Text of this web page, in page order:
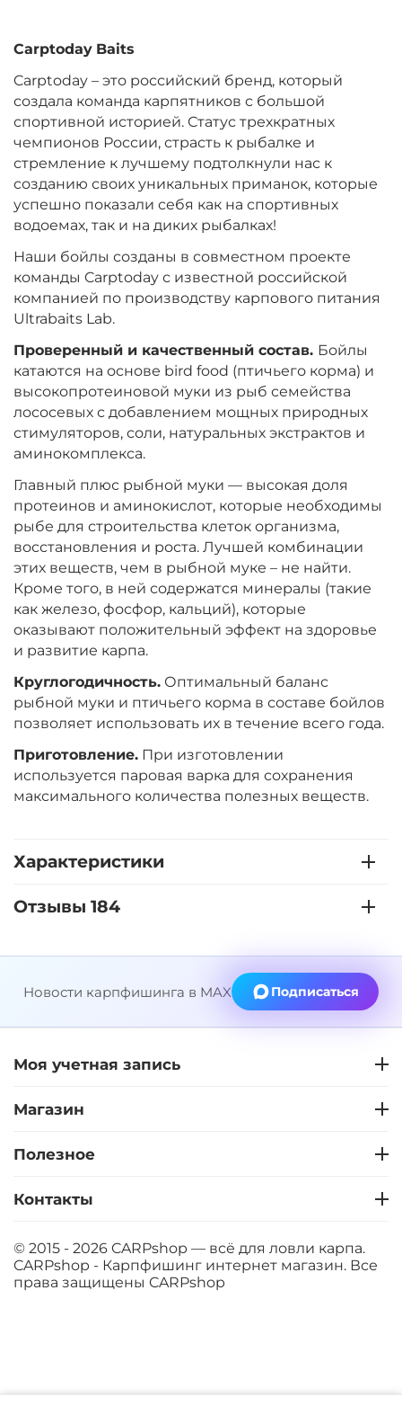
Вкус:
‍899‍ ₽‍1 058‍ ₽ +
−
Диаметр:
20 мм
Вкус:
Мульти Фиш
‍899‍ ₽‍1 058‍₽ +
−
Вкус:
Мульти Фрукт
‍899‍ ₽‍1 058‍₽ +
−
Диаметр:
Вкус:
Мульти Фрукт
‍899‍ ₽‍1 058‍ ₽ +
−
Диаметр:
24 мм
Вкус:
‍899‍ ₽‍1 058‍₽ +
−
Диаметр:
20 мм
Вкус:
Ананас
‍899‍
Диаметр:
24 мм
Вкус:
Клубника
Вкус:
Мандарин
Carptoday Baits
Carptoday – это российский бренд, который
создала команда карпятников с большой
спортивной историей. Статус трехкратных
чемпионов России, страсть к рыбалке и
стремление к лучшему подтолкнули нас к
созданию своих уникальных приманок, которые
успешно показали себя как на спортивных
водоемах, так и на диких рыбалках!
Наши бойлы созданы в совместном проекте
команды Carptoday с известной российской
компанией по производству карпового питания
Ultrabaits Lab.
Проверенный и качественный состав. Бойлы
катаются на основе bird food (птичьего корма) и
высокопротеиновой муки из рыб семейства
лососевых с добавлением мощных природных
стимуляторов, соли, натуральных экстрактов и
аминокомплекса.
Главный плюс рыбной муки — высокая доля
протеинов и аминокислот, которые необходимы
рыбе для строительства клеток организма,
восстановления и роста. Лучшей комбинации
этих веществ, чем в рыбной муке – не найти.
Кроме того, в ней содержатся минералы (такие
как железо, фосфор, кальций), которые
оказывают положительный эффект на здоровье
и развитие карпа.
Круглогодичность. Оптимальный баланс
рыбной муки и птичьего корма в составе бойлов
позволяет использовать их в течение всего года.
Приготовление. При изготовлении
используется паровая варка для сохранения
максимального количества полезных веществ.
Характеристики
Отзывы 184
Новости карпфишинга в MAX Подписаться
Моя учетная запись
Магазин
Полезное
Контакты
© 2015 - 2026 CARPshop — всё для ловли карпа.
CARPshop - Карпфишинг интернет магазин. Все
права защищены CARPshop